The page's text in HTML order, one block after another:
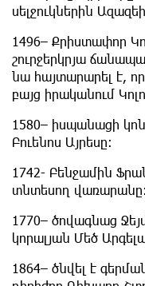
սելջուկներին
1496– Քրիստափոր
շուրջերկրյա
նա հայտարարել է,
բայց իրականում
1580– իսպանացի
Բուենոս Այրեսը:
1742- Բենջամին
տնտեսող վառարանը:
1770– ծովագնաց
կորալյան Մեծ
1864– ծնվել է